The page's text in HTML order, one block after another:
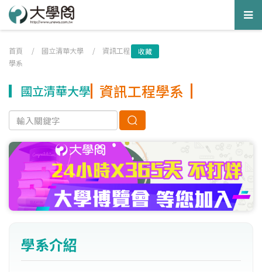
首頁 / 國立清華大學 / 資訊工程
學系
收藏
國立清華大學 資訊工程學系
學系介紹